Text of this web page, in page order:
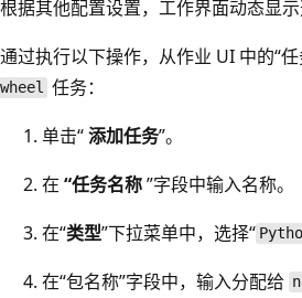
根据其他配置设置，工作界面动态显示
通过执行以下操作，从作业 UI 中的“
wheel 任务：
单击“添加任务”。
在 “任务名称”字段中输入名称。
在“类型”下拉菜单中，选择“
在“包名称”字段中，输入分配给